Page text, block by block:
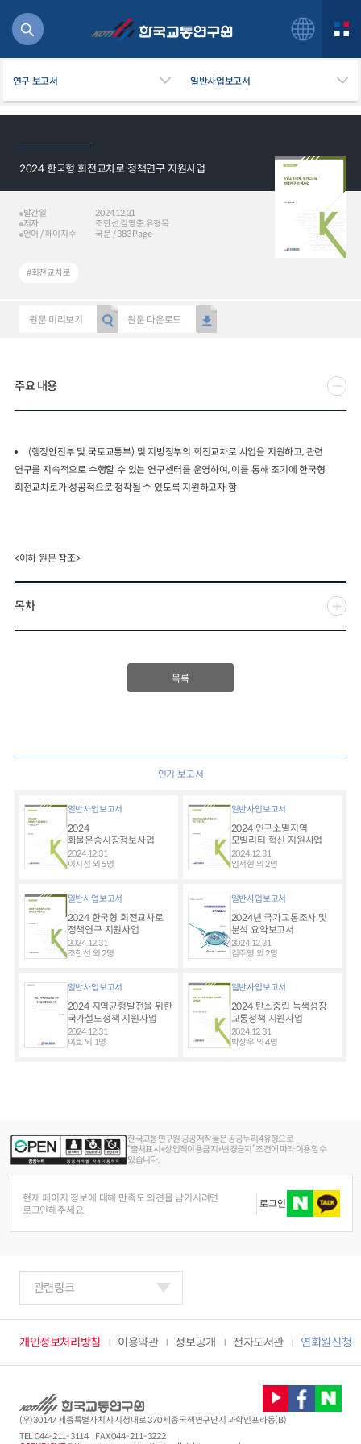
연구 보고서 일반사업보고서
2024 한국형 회전교차로 정책연구 지원사업
발간일
2024.12.31
저자
조한선,김영춘,유형목
언어 / 페이지수
국문 / 383 Page
#회전교차로
원문 미리보기 원문 다운로드
주요 내용
(행정안전부 및 국토교통부) 및 지방정부의 회전교차로 사업을 지원하고, 관련
연구를 지속적으로 수행할 수 있는 연구센터를 운영하여, 이를 통해 조기에 한국형
회전교차로가 성공적으로 정착될 수 있도록 지원하고자 함
<이하 원문 참조>
목차
목록
인기 보고서
일반사업보고서
2024
화물운송시장정보사업
2024.12.31
이지선 외 5명
일반사업보고서
2024 인구소멸지역
모빌리티 혁신 지원사업
2024.12.31
임서현 외 2명
일반사업보고서
2024 한국형 회전교차로
정책연구 지원사업
2024.12.31
조한선 외 2명
일반사업보고서
2024년 국가교통조사 및
분석 요약보고서
2024.12.31
김주영 외 2명
일반사업보고서
2024 지역균형발전을 위한
국가철도정책 지원사업
2024.12.31
이호 외 1명
일반사업보고서
2024 탄소중립 녹색성장
교통정책 지원사업
2024.12.31
박상우 외 4명
한국교통연구원 공공저작물은 공공누리 4유형으로
“출처표시+상업적이용금지+변경금지” 조건에 따라 이용할 수
있습니다.
현재 페이지 정보에 대해 만족도 의견을 남기시려면
로그인해주세요.
로그인
개인정보처리방침 이용약관 정보공개 전자도서관 연회원신청
관련링크
(우)30147 세종특별자치시 시청대로 370 세종국책연구단지 과학인프라동(B)
TEL044-211-3114
FAX 044-211-3222
2024년 국가교통조사 및 분석
요약보고서
수단분담모형
여객OD현행화
권역별통행지표
사회경제지표
교통수요예측
2024 생활물류 서비스 보
2025.09.30